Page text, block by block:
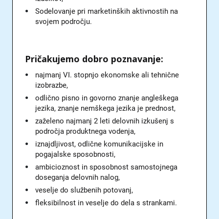
Sodelovanje pri marketinških aktivnostih na
svojem področju.
Pričakujemo dobro poznavanje:
najmanj VI. stopnjo ekonomske ali tehnične
izobrazbe,
odlično pisno in govorno znanje angleškega
jezika, znanje nemškega jezika je prednost,
zaželeno najmanj 2 leti delovnih izkušenj s
področja produktnega vodenja,
iznajdljivost, odlične komunikacijske in
pogajalske sposobnosti,
ambicioznost in sposobnost samostojnega
doseganja delovnih nalog,
veselje do službenih potovanj,
fleksibilnost in veselje do dela s strankami.